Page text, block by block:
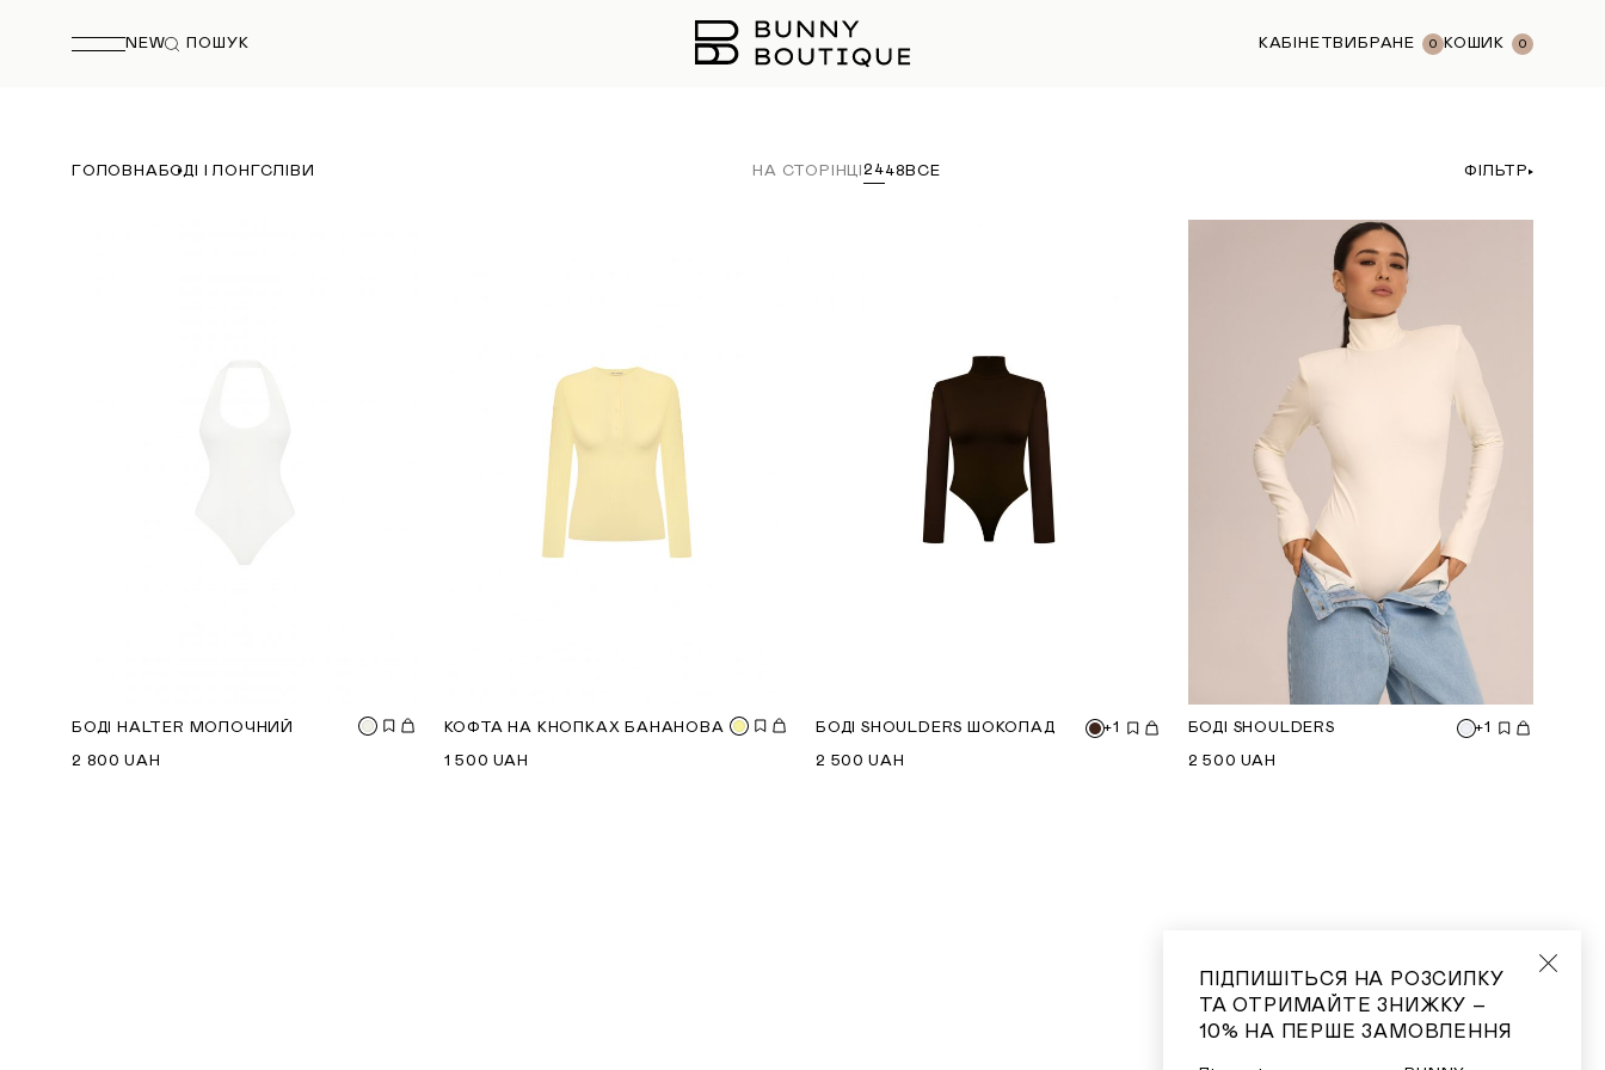
NEW ПОШУК КАБІНЕТ ВИБРАНЕ 0 КОШИК 0
ГОЛОВНА БОДІ І ЛОНГСЛІВИ НА СТОРІНЦІ2448 ВСЕ ФІЛЬТР
БОДІ HALTER МОЛОЧНИЙ
2 800 UAH
КОФТА НА КНОПКАХ БАНАНОВА
1 500 UAH
БОДІ SHOULDERS ШОКОЛАД
2 500 UAH
+1 БОДІ SHOULDERS
2 500 UAH
+1
ПІДПИШІТЬСЯ НА РОЗСИЛКУ
ТА ОТРИМАЙТЕ ЗНИЖКУ –
10% НА ПЕРШЕ ЗАМОВЛЕННЯ